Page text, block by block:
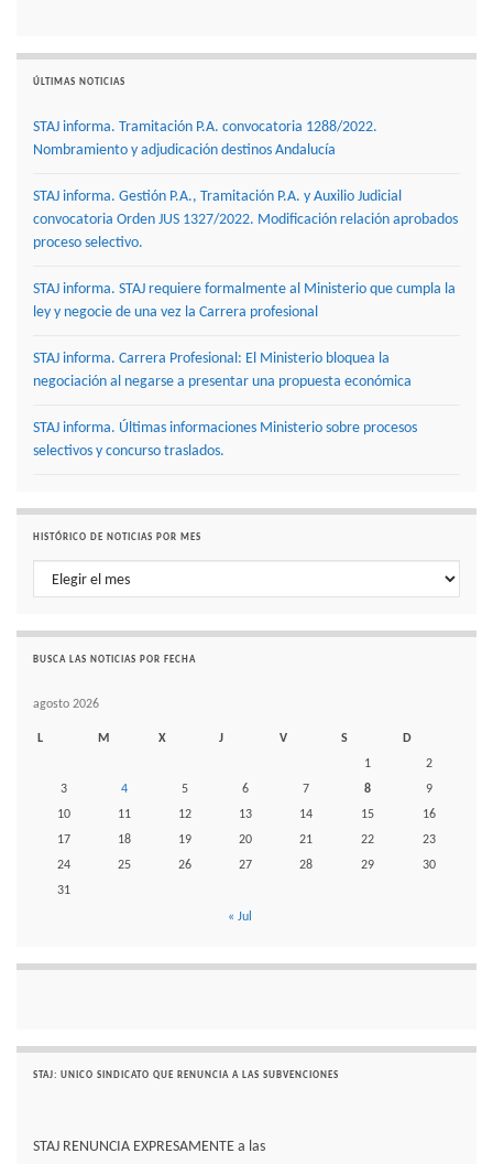
ÚLTIMAS NOTICIAS
STAJ informa. Tramitación P.A. convocatoria 1288/2022.
Nombramiento y adjudicación destinos Andalucía
STAJ informa. Gestión P.A., Tramitación P.A. y Auxilio Judicial
convocatoria Orden JUS 1327/2022. Modificación relación aprobados
proceso selectivo.
STAJ informa. STAJ requiere formalmente al Ministerio que cumpla la
ley y negocie de una vez la Carrera profesional
STAJ informa. Carrera Profesional: El Ministerio bloquea la
negociación al negarse a presentar una propuesta económica
STAJ informa. Últimas informaciones Ministerio sobre procesos
selectivos y concurso traslados.
HISTÓRICO DE NOTICIAS POR MES
Histórico de noticias por mes
BUSCA LAS NOTICIAS POR FECHA
agosto 2026
L M X J V S
D
1
2
3
4 5 6 7 8
9
10
11 12 13 14 15
16
17
18 19 20 21 22
23
24
25 26 27 28 29
30
31
« Jul
STAJ: UNICO SINDICATO QUE RENUNCIA A LAS SUBVENCIONES
STAJ RENUNCIA EXPRESAMENTE a las